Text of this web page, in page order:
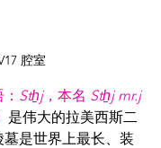
腔室
Stẖj，本名 Stẖj mr.j
是伟大的拉美西斯二
是世界上最长、装